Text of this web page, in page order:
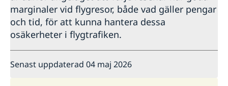
marginaler vid flygresor, både vad gäller pengar
och tid, för att kunna hantera dessa
osäkerheter i flygtrafiken.
Senast uppdaterad 04 maj 2026